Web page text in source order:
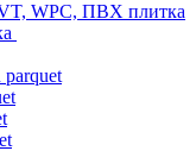
WPC, ПВХ плитка